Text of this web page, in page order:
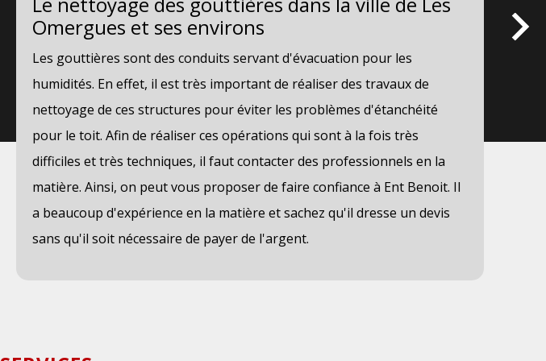
Omergues et ses environs
Les gouttières sont des conduits servant d'évacuation pour les
humidités. En effet, il est très important de réaliser des travaux de
nettoyage de ces structures pour éviter les problèmes d'étanchéité
pour le toit. Afin de réaliser ces opérations qui sont à la fois très
difficiles et très techniques, il faut contacter des professionnels en la
matière. Ainsi, on peut vous proposer de faire confiance à Ent Benoit. Il
a beaucoup d'expérience en la matière et sachez qu'il dresse un devis
sans qu'il soit nécessaire de payer de l'argent.